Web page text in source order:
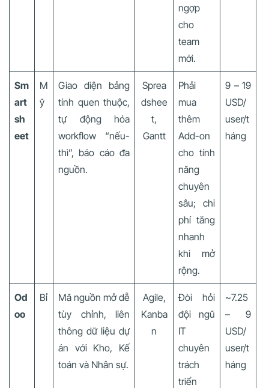
ngợp
cho
team
mới.
Sm
art
sh
eet
M
ỹ
Giao diện bảng
tính quen thuộc,
tự động hóa
workflow “nếu-
thì”, báo cáo đa
nguồn.
Sprea
dshee
t,
Gantt
Phải
mua
thêm
Add-on
cho tính
năng
chuyên
sâu; chi
phí tăng
nhanh
khi mở
rộng.
9 – 19
USD/
user/t
háng
Od
oo
Bỉ
Mã nguồn mở dễ
tùy chỉnh, liên
thông dữ liệu dự
án với Kho, Kế
toán và Nhân sự.
Agile,
Kanba
n
Đòi hỏi
đội ngũ
IT
chuyên
trách
triển
~7.25
– 9
USD/
user/t
háng